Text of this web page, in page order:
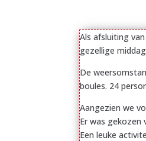
Als afsluiting
gezellige
De
boules. 24
Aangezien we
Er was gekozen
Een leuke